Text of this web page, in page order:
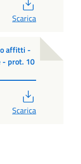
Scarica
affitti -
- prot. 10
Scarica